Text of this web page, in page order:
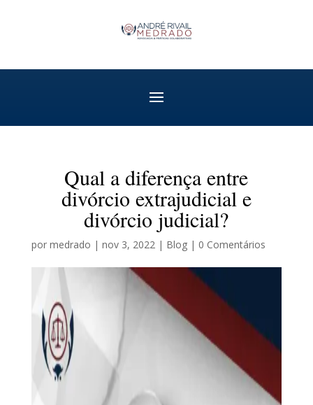
Qual a diferença entre
divórcio extrajudicial e
divórcio judicial?
por medrado | nov 3, 2022| Blog| 0 Comentários